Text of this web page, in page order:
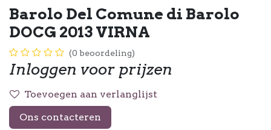
Barolo Del Comune di Barolo
DOCG 2013 VIRNA
(0 beoordeling)
Inloggen voor prijzen
Toevoegen aan verlanglijst
Ons contacteren